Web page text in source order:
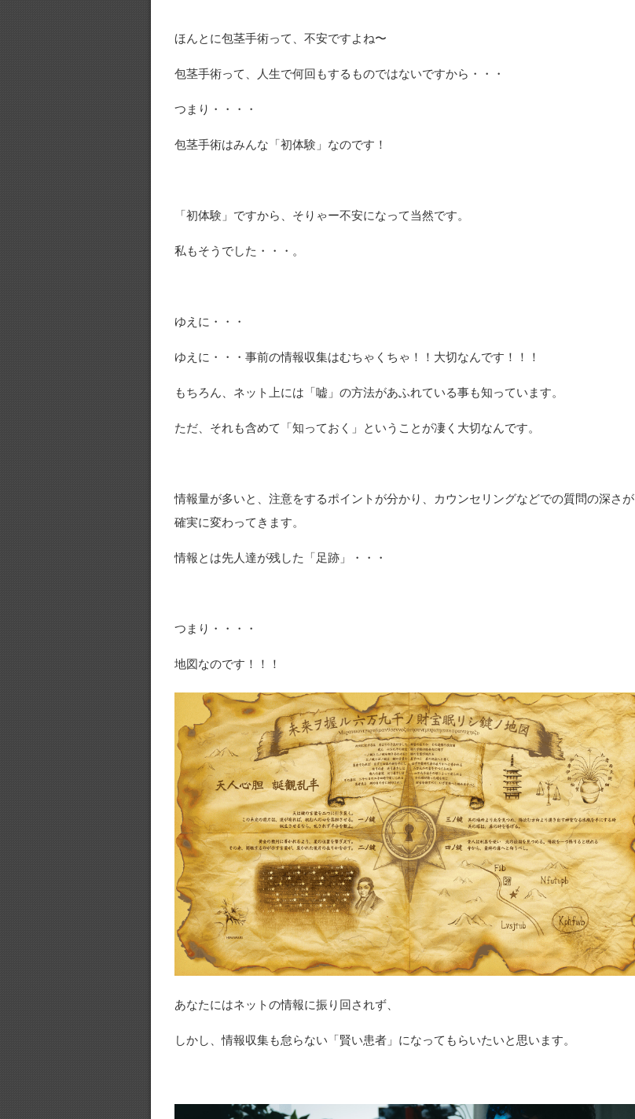
ほんとに包茎手術って、不安ですよね〜
包茎手術って、人生で何回もするものではないですから・・・
つまり・・・・
包茎手術はみんな「初体験」なのです！
「初体験」ですから、そりゃー不安になって当然です。
私もそうでした・・・。
ゆえに・・・
ゆえに・・・事前の情報収集はむちゃくちゃ！！大切なんです！！！
もちろん、ネット上には「嘘」の方法があふれている事も知っています。
ただ、それも含めて「知っておく」ということが凄く大切なんです。
情報量が多いと、注意をするポイントが分かり、カウンセリングなどでの質問の深さが
確実に変わってきます。
情報とは先人達が残した「足跡」・・・
つまり・・・・
地図なのです！！！
あなたにはネットの情報に振り回されず、
しかし、情報収集も怠らない「賢い患者」になってもらいたいと思います。